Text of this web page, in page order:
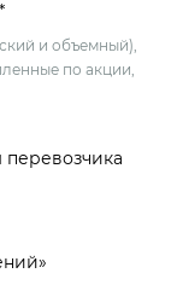
и объемный),
по акции,